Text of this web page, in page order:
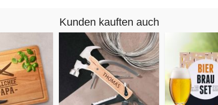
Kunden kauften auch